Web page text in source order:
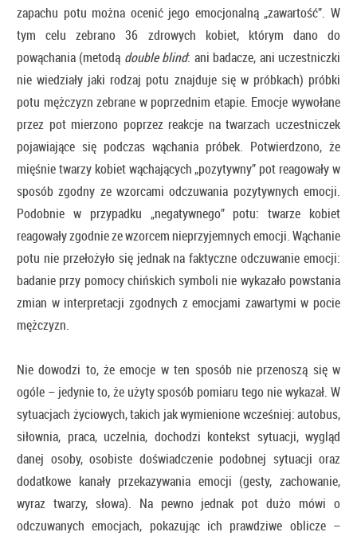
zapachu potu można ocenić jego emocjonalną „zawartość”. W
tym celu zebrano 36 zdrowych kobiet, którym dano do
powąchania (metodą double blind: ani badacze, ani uczestniczki
nie wiedziały jaki rodzaj potu znajduje się w próbkach) próbki
potu mężczyzn zebrane w poprzednim etapie. Emocje wywołane
przez pot mierzono poprzez reakcje na twarzach uczestniczek
pojawiające się podczas wąchania próbek. Potwierdzono, że
mięśnie twarzy kobiet wąchających „pozytywny” pot reagowały w
sposób zgodny ze wzorcami odczuwania pozytywnych emocji.
Podobnie w przypadku „negatywnego” potu: twarze kobiet
reagowały zgodnie ze wzorcem nieprzyjemnych emocji. Wąchanie
potu nie przełożyło się jednak na faktyczne odczuwanie emocji:
badanie przy pomocy chińskich symboli nie wykazało powstania
zmian w interpretacji zgodnych z emocjami zawartymi w pocie
mężczyzn.
Nie dowodzi to, że emocje w ten sposób nie przenoszą się w
ogóle – jedynie to, że użyty sposób pomiaru tego nie wykazał. W
sytuacjach życiowych, takich jak wymienione wcześniej: autobus,
siłownia, praca, uczelnia, dochodzi kontekst sytuacji, wygląd
danej osoby, osobiste doświadczenie podobnej sytuacji oraz
dodatkowe kanały przekazywania emocji (gesty, zachowanie,
wyraz twarzy, słowa). Na pewno jednak pot dużo mówi o
odczuwanych emocjach, pokazując ich prawdziwe oblicze –